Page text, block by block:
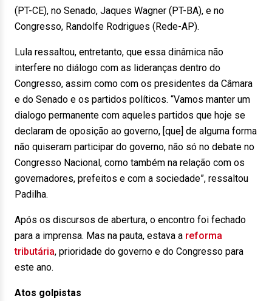
(PT-CE), no Senado, Jaques Wagner (PT-BA), e no
Congresso, Randolfe Rodrigues (Rede-AP).
Lula ressaltou, entretanto, que essa dinâmica não
interfere no diálogo com as lideranças dentro do
Congresso, assim como com os presidentes da Câmara
e do Senado e os partidos políticos. “Vamos manter um
dialogo permanente com aqueles partidos que hoje se
declaram de oposição ao governo, [que] de alguma forma
não quiseram participar do governo, não só no debate no
Congresso Nacional, como também na relação com os
governadores, prefeitos e com a sociedade”, ressaltou
Padilha.
Após os discursos de abertura, o encontro foi fechado
para a imprensa. Mas na pauta, estava a reforma
tributária, prioridade do governo e do Congresso para
este ano.
Atos golpistas